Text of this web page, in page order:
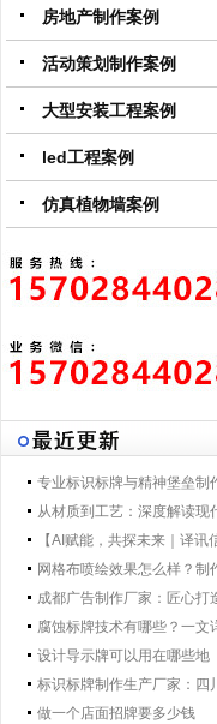
房地产制作案例
活动策划制作案例
大型安装工程案例
led工程案例
仿真植物墙案例
专业标识标牌与精神堡垒制
专家 | 零贰捌广告制作集团 -
造一体化导视解决方案，提
品牌形象与空间效率
从材质到工艺：深度解读现
导视标牌制作技术
【AI赋能，共探未来｜译讯
息董事长马万炯先生一行莅
028广告制作集团交流赋能
网格布喷绘效果怎么样？制
工艺要点核心优势
成都广告制作厂家：匠心打
城市视觉新名片
腐蚀标牌技术有哪些？一文
解行业主流工艺与应用
设计导示牌可以用在哪些地
方？
标识标牌制作生产厂家：四川
零贰捌广告公司的匠心之路
做一个店面招牌要多少钱